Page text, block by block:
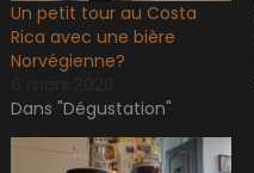
Un petit tour au Costa
Rica avec une bière
Norvégienne?
Dans "Dégustation"